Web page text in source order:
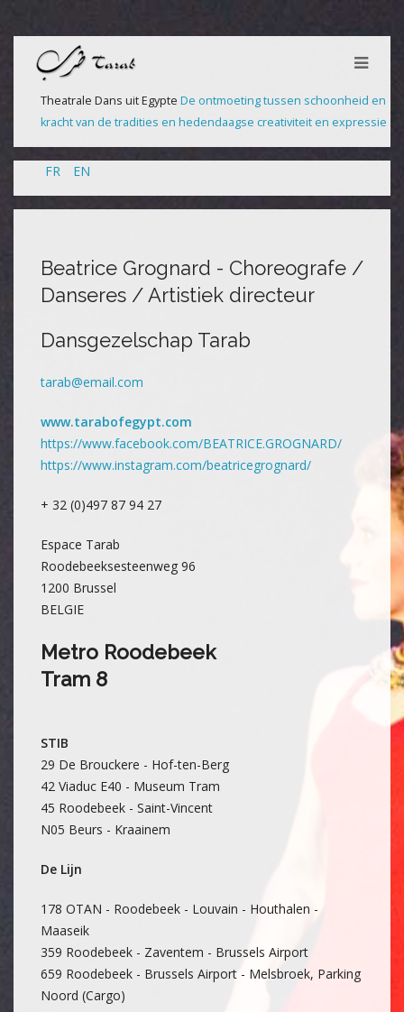
Theatrale Dans uit Egypte De ontmoeting tussen schoonheid en
kracht van de tradities en hedendaagse creativiteit en expressie
FR EN
Beatrice Grognard - Choreografe /
Danseres / Artistiek directeur
Dansgezelschap Tarab
tarab@email.com
www.tarabofegypt.com
https://www.facebook.com/BEATRICE.GROGNARD/
https://www.instagram.com/beatricegrognard/
+ 32 (0)497 87 94 27
Espace Tarab
Roodebeeksesteenweg 96
1200 Brussel
BELGIE
Metro Roodebeek
Tram 8
STIB
29 De Brouckere - Hof-ten-Berg
42 Viaduc E40 - Museum Tram
45 Roodebeek - Saint-Vincent
N05 Beurs - Kraainem
De Lijn
178 OTAN - Roodebeek - Louvain - Houthalen -
Maaseik
359 Roodebeek - Zaventem - Brussels Airport
659 Roodebeek - Brussels Airport - Melsbroek, Parking
Noord (Cargo)